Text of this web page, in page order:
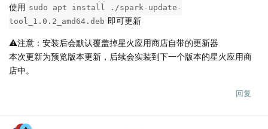
使用 sudo apt install ./spark-update-
tool_1.0.2_amd64.deb 即可更新
⚠️注意：安装后会默认覆盖掉星火应用商店自带的更新器
本次更新为预览版本更新，后续会实装到下一个版本的星火应用商
店中。
回复